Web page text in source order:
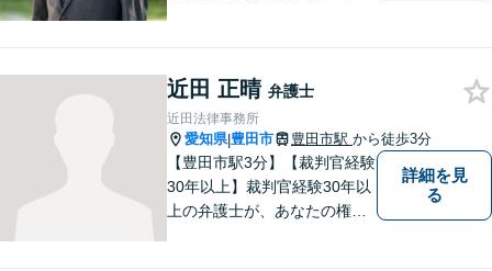
添い，「この地域」の方々の
悩みに対して一緒に解決を目
指したいと思います。お待ち
しております。
近田 正晴 弁護士
近田法律事務所
愛知県|豊田市 豊田市駅 から徒歩3分
【豊田市駅3分】【裁判官経験
30年以上】裁判官経験30年以
上の弁護士が、あなたの権利
詳細を見
る